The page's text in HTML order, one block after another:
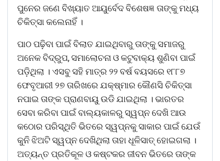
ପୁନେର ଜଣେ ବିଖ୍ୟାତ ଆୟୁର୍ବେଦ ବିଶେଷଜ୍ଞ ତାଙ୍କୁ ମଧ୍ୟ
ଚିକିତ୍ସା କଲେନାହିଁ ।
ପାଠ ପଢ଼ିବା ପାଇଁ ବିଲାତ ଯାଇଥିବାରୁ ତାଙ୍କୁ ସମାଜରୁ
ଅନେକ ବିଦ୍ରୁପ, ସମାଲୋଚନା ଓ କଟୁବାକ୍ୟ ଶୁଣିବା ପାଇଁ
ପଡ଼ିଥିଲା । ଏସବୁ ସହି ମାତ୍ର ୨୨ ବର୍ଷ ବୟସରେ ୧୮୮୭
ଫେବୃଆରୀ ୨୭ ତାରିଖରେ ଯକ୍ଷ୍ମାର କୌଣସି ଚିକିତ୍ସା
ନପାଇ ତାଙ୍କ ପ୍ରାଣବାୟୁ ଉଡି ଯାଇଥିଲା । ଭାରତର
ସେବା କରିବା ପାଇଁ ବାଲ୍ୟକାଳରୁ ସ୍ୱପ୍ନ ଦେଖି ଆଉ
କଠୋର ପରିସ୍ଥିତି ଭିତରେ ସ୍ୱପ୍ନକୁ ସାକାର ପାଇଁ ଯେଉଁ
କୁନି ଝିଅଟି ସ୍ୱପ୍ନ ଦେଖିଥିଲା ତାହା ଧୂଳିସାତ୍ ହୋଇଗଲା ।
ଅତ୍ୟନ୍ତ ପ୍ରତିକୂଳ ଓ କଷ୍ଟକର ଜୀବନ ଭିତରେ ତାଙ୍କ